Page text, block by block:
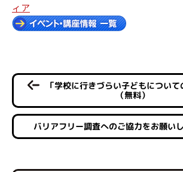
ィア
「学校に行きづらい子どもについて
（無料）
バリアフリー調査へのご協力をお願い